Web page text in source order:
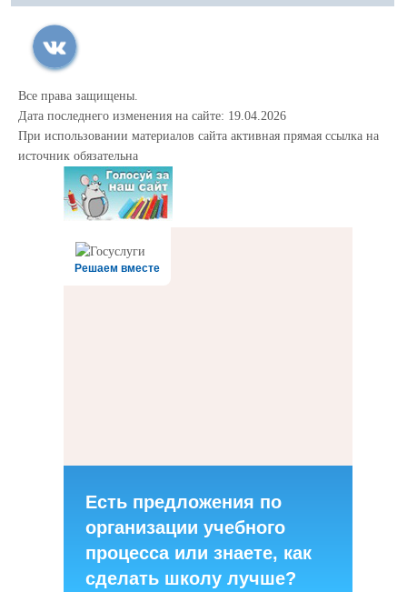
Все права защищены.
Дата последнего изменения на сайте: 19.04.2026
При использовании материалов сайта активная прямая ссылка на
источник обязательна
Решаем вместе
Есть предложения по
организации учебного
процесса или знаете, как
сделать школу лучше?